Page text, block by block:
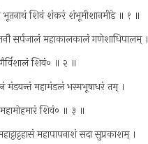
भूतनाथं शिवं शंकरं शंभूमीशानमीडे ॥ १ ॥
सर्पजालं महाकालकालं गणेशाधिपालम् ।
शिवं० ॥ २ ॥
मंडयन्तं महामंडलं भस्मभूषाधरं तम् ।
महामोहमारं शिवं० ॥ ३ ॥
महापापनाशं सदा सुप्रकाशम् ।